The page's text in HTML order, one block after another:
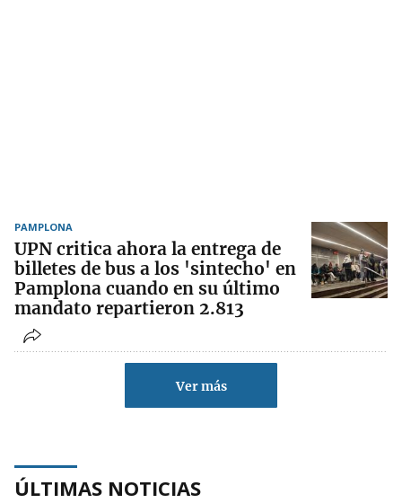
PAMPLONA
UPN critica ahora la entrega de
billetes de bus a los 'sintecho' en
Pamplona cuando en su último
mandato repartieron 2.813
Ver más
ÚLTIMAS NOTICIAS